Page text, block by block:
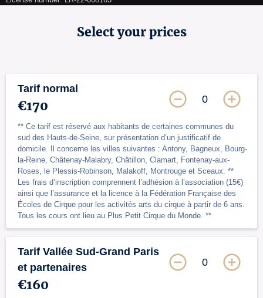
Select your prices
Tarif normal
€170
** Ce tarif est réservé aux habitants de certaines communes du
sud des Hauts-de-Seine, sur présentation d’un justificatif de
domicile. Il concerne les villes suivantes : Antony, Bagneux, Bourg-
la-Reine, Châtenay-Malabry, Châtillon, Clamart, Fontenay-aux-
Roses, le Plessis-Robinson, Malakoff, Montrouge et Sceaux. **
Les frais d’inscription comprennent l’adhésion à l’association (15€)
ainsi que l’assurance et la licence à la Fédération Française des
Écoles de Cirque pour les activités arts du cirque à partir de 6 ans.
Tous les cours ont lieu au Plus Petit Cirque du Monde. **
0
Tarif Vallée Sud-Grand Paris
et partenaires
€160
0